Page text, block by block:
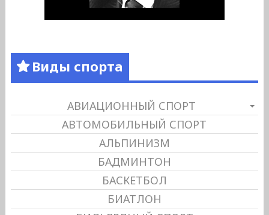
Виды спорта
АВИАЦИОННЫЙ СПОРТ
АВТОМОБИЛЬНЫЙ СПОРТ
АЛЬПИНИЗМ
БАДМИНТОН
БАСКЕТБОЛ
БИАТЛОН